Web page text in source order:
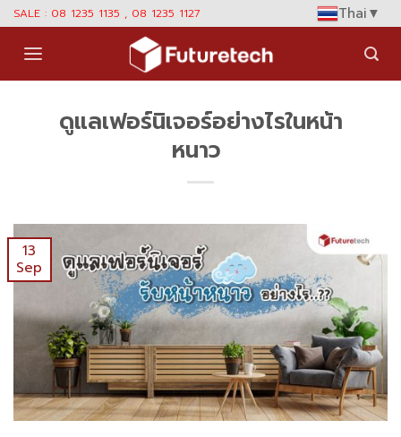
Skip
content
SALE : 08 1235 1135 , 08 1235 1127 Thai▼
ดูแลเฟอร์นิเจอร์อย่างไรในหน้า
หนาว
13
Sep